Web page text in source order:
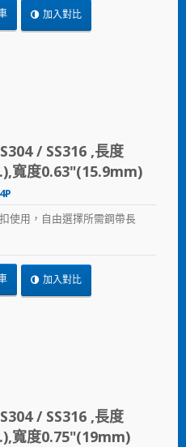
加入對比
/ SS316 ,長度
寬度0.63"(15.9mm)
使用，自由選擇所需鋼帶長
加入對比
/ SS316 ,長度
寬度0.75"(19mm)